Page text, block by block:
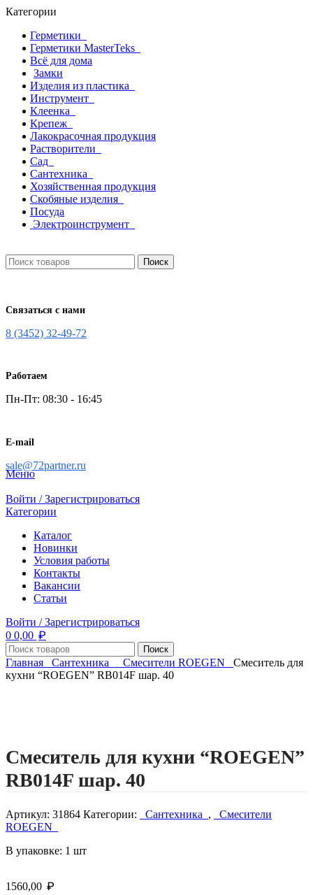
Категории
Герметики
Герметики MasterTeks
Всё для дома
Замки
Изделия из пластика
Инструмент
Клеенка
Крепеж
Лакокрасочная продукция
Растворители
Сад
Сантехника
Хозяйственная продукция
Скобяные изделия
Посуда
Электроинструмент
Поиск
Связаться с нами
8 (3452) 32-49-72
Работаем
Пн-Пт: 08:30 - 16:45
E-mail
sale@72partner.ru
Меню
Войти / Зарегистрироваться
Категории
Каталог
Новинки
Условия работы
Контакты
Вакансии
Статьи
Войти / Зарегистрироваться
0 0,00 ₽
Поиск
Главная Сантехника Смесители ROEGEN Смеситель для
кухни “ROEGEN” RB014F шар. 40
Смеситель для кухни “ROEGEN”
RB014F шар. 40
Артикул: 31864 Категории: Сантехника ,
Смесители
ROEGEN
В упаковке: 1 шт
1560,00 ₽